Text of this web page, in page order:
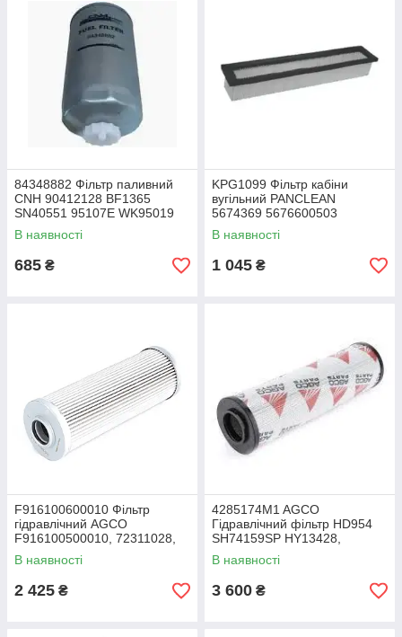
84348882 Фільтр паливний
CNH 90412128 BF1365
SN40551 95107E WK95019
P550904 KC214 51673015
5801804176 84219699
В наявності
685 ₴
KPG1099 Фільтр кабіни
вугільний PANCLEAN
5674369 5676600503
SKL46710 SC90288
4284929m2 4384415M2
В наявності
1 045 ₴
F916100600010 Фільтр
гідравлічний AGCO
F916100500010, 72311028,
P764554, HD722, 32/925801,
192200280705, HF35320
В наявності
2 425 ₴
4285174M1 AGCO
Гідравлічний фільтр HD954
SH74159SP HY13428,
0300RK010MM, 600675,
600674, 4M3636
В наявності
3 600 ₴